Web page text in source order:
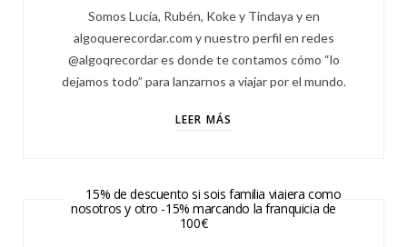
Somos Lucía, Rubén, Koke y Tindaya y en
algoquerecordar.com y nuestro perfil en redes
@algoqrecordar es donde te contamos cómo “lo
dejamos todo” para lanzarnos a viajar por el mundo.
LEER MÁS
15% de descuento si sois familia viajera como
nosotros y otro -15% marcando la franquicia de
100€